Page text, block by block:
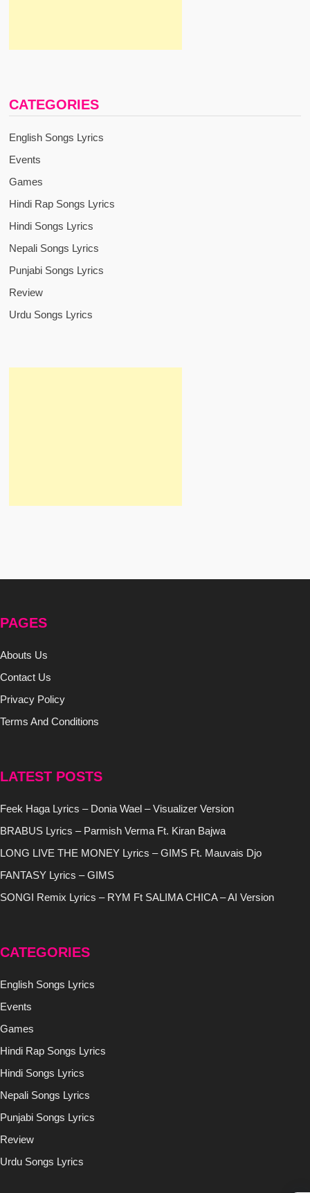
CATEGORIES
English Songs Lyrics
Events
Games
Hindi Rap Songs Lyrics
Hindi Songs Lyrics
Nepali Songs Lyrics
Punjabi Songs Lyrics
Review
Urdu Songs Lyrics
PAGES
Abouts Us
Contact Us
Privacy Policy
Terms And Conditions
LATEST POSTS
Feek Haga Lyrics – Donia Wael – Visualizer Version
BRABUS Lyrics – Parmish Verma Ft. Kiran Bajwa
LONG LIVE THE MONEY Lyrics – GIMS Ft. Mauvais Djo
FANTASY Lyrics – GIMS
SONGI Remix Lyrics – RYM Ft SALIMA CHICA – AI Version
CATEGORIES
English Songs Lyrics
Events
Games
Hindi Rap Songs Lyrics
Hindi Songs Lyrics
Nepali Songs Lyrics
Punjabi Songs Lyrics
Review
Urdu Songs Lyrics